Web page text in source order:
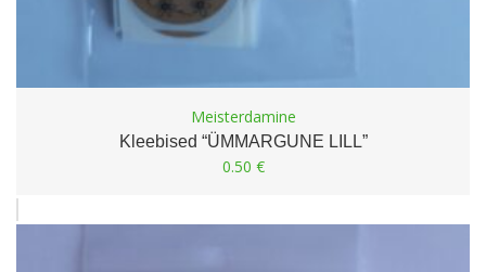
Meisterdamine
Kleebised “ÜMMARGUNE LILL”
0.50 €